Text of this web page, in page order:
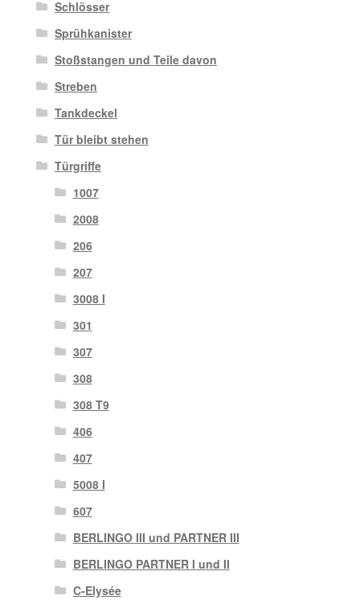
Schlösser
Sprühkanister
Stoßstangen und Teile davon
Streben
Tankdeckel
Tür bleibt stehen
Türgriffe
1007
2008
206
207
3008 I
301
307
308
308 T9
406
407
5008 I
607
BERLINGO III und PARTNER III
BERLINGO PARTNER I und II
C-Elysée